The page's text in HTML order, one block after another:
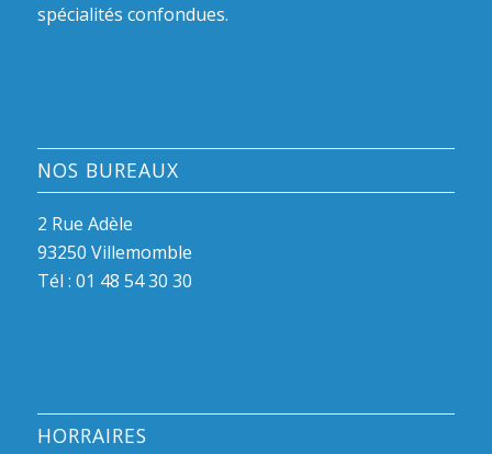
spécialités confondues.
NOS BUREAUX
2 Rue Adèle
93250 Villemomble
Tél : 01 48 54 30 30
HORRAIRES